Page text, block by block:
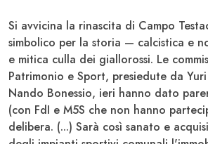
Si avvicina la rinascita di Campo
simbolico per la storia — calcistica e
e mitica culla dei giallorossi. Le
Patrimonio e Sport, presiedute da
Nando Bonessio, ieri hanno dato
(con FdI e M5S che non hanno
delibera. (...) Sarà così sanato e